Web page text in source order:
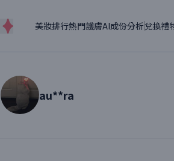
美妝排行熱門護膚AI成份分析兌換禮
讀者【au**ra 】美妝真實體驗
au**ra